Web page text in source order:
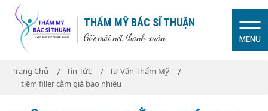
THẨM MỸ BÁC SĨ THUẬN
Giữ mãi nét thanh xuân MENU
Trang Chủ Tin Tức
Tư Vấn Thẩm Mỹ
tiêm filler cằm giá bao nhiêu